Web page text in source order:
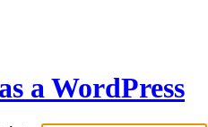
a WordPress